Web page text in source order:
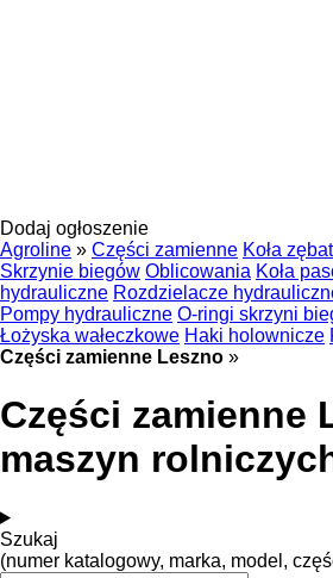
Dodaj ogłoszenie
Agroline » Części zamienne Koła
Skrzynie biegów Oblicowania Koła
hydrauliczne Rozdzielacze
Pompy hydrauliczne O-ringi skrzyni
Łożyska wałeczkowe Haki holownicze
Części zamienne Leszno »
Części zamienne
maszyn
Szukaj
(numer katalogowy, marka, model,